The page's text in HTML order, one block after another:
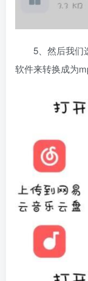
5、然后我们
软件来转换成为